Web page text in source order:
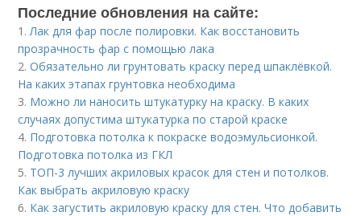
Последние обновления на сайте:
1. Лак для фар после полировки. Как восстановить
прозрачность фар с помощью лака
2.Обязательно ли грунтовать краску перед шпаклёвкой.
На каких этапах грунтовка необходима
3. Можно ли наносить штукатурку на краску. В каких
случаях допустима штукатурка по старой краске
4. Подготовка потолка к покраске водоэмульсионкой.
Подготовка потолка из ГКЛ
5. ТОП-3 лучших акриловых красок для стен и потолков.
Как выбрать акриловую краску
6. Как загустить акриловую краску для стен. Что добавить